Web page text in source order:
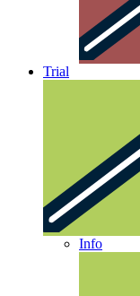
Trial
Info